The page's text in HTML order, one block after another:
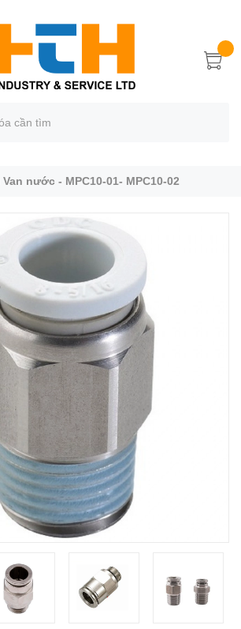
nước - MPC10-01- MPC10-02